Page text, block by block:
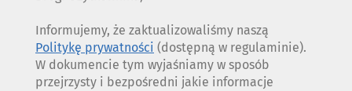
Informujemy, że zaktualizowaliśmy naszą
Politykę prywatności (dostępną w regulaminie).
W dokumencie tym wyjaśniamy w sposób
przejrzysty i bezpośredni jakie informacje